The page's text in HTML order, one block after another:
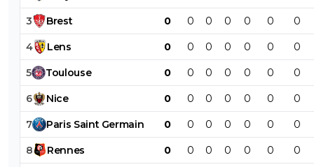
3 Brest 0 0 0 0 0 0 0
4 Lens 0 0 0 0 0 0 0
5 Toulouse 0 0 0 0 0 0 0
6 Nice 0 0 0 0 0 0 0
7 Paris Saint Germain 0 0 0 0 0 0 0
8 Rennes 0 0 0 0 0 0 0